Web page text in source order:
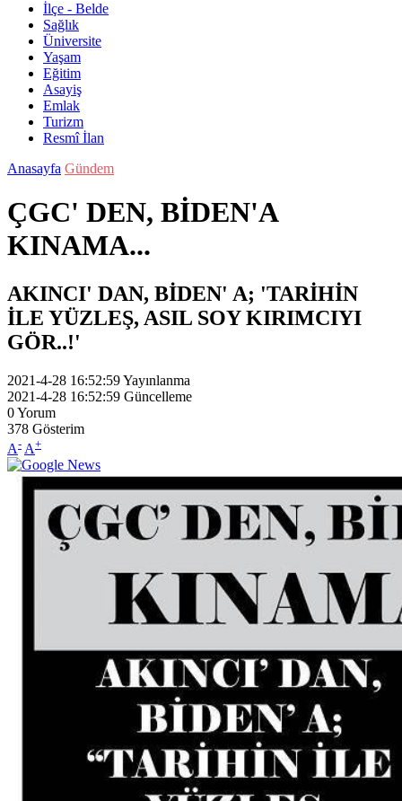
İlçe - Belde
Sağlık
Üniversite
Yaşam
Eğitim
Asayiş
Emlak
Turizm
Resmî İlan
Anasayfa Gündem
ÇGC' DEN, BİDEN'A
KINAMA...
AKINCI' DAN, BİDEN' A; 'TARİHİN
İLE YÜZLEŞ, ASIL SOY KIRIMCIYI
GÖR..!'
2021-4-28 16:52:59Yayınlanma
2021-4-28 16:52:59 Güncelleme
0Yorum
378 Gösterim
A- A+